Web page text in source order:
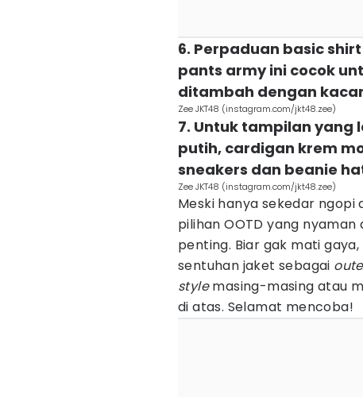
6. Perpaduan basic
pants army ini cocok
ditambah dengan
Zee JKT48 (instagram.com/jkt48.zee)
7. Untuk tampilan
putih, cardigan krem
sneakers dan beanie
Zee JKT48 (instagram.com/jkt48.zee)
Meski hanya sekedar
pilihan OOTD yang
penting. Biar gak mati
sentuhan jaket sebagai
stylemasing-masing atau
di atas. Selamat mencoba!